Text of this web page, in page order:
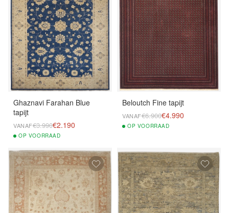
Ghaznavi Farahan Blue
tapijt
VANAF€3.990€2.190
OP VOORRAAD
Beloutch Fine tapijt
VANAF€6.900€4.990
OP VOORRAAD